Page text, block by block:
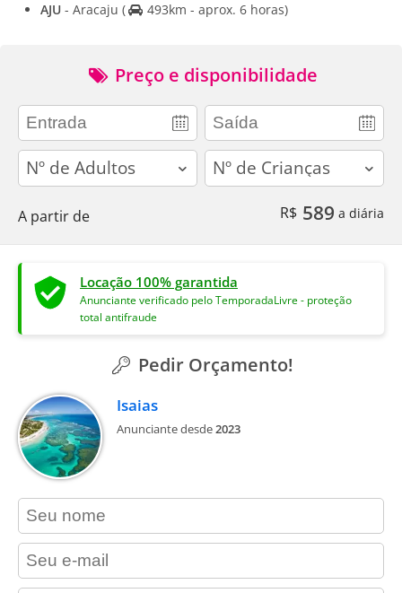
AJU - Aracaju ( 493km - aprox. 6 horas)
Preço e disponibilidade
adults children
A partir de R$ 589 a diária
Locação 100% garantida
Anunciante verificado pelo TemporadaLivre - proteção
total antifraude
Pedir Orçamento!
Isaias
Anunciante desde2023
contact_name
contact_email